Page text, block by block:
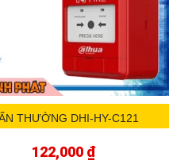
THƯỜNG DHI-HY-C121
122,000 ₫